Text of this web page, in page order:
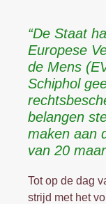
“De Staat
Europese
de Mens
Schiphol
belangen
maken aan
van 20
Tot op de dag
strijd met het